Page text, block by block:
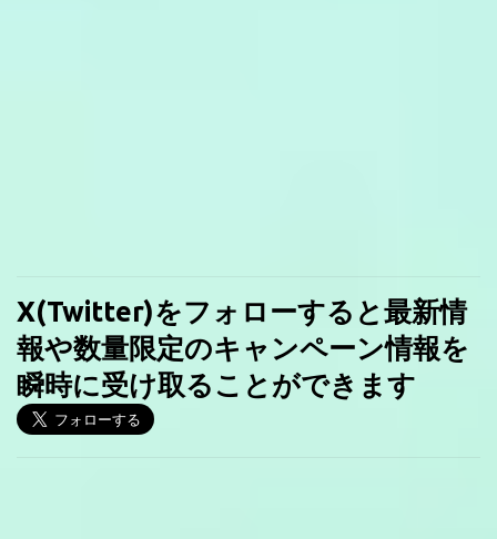
X(Twitter)をフォローすると最新情
報や数量限定のキャンペーン情報を
瞬時に受け取ることができます